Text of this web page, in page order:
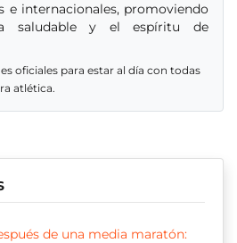
e internacionales, promoviendo
saludable y el espíritu de
oficiales para estar al día con todas
atlética.
de una media maratón: